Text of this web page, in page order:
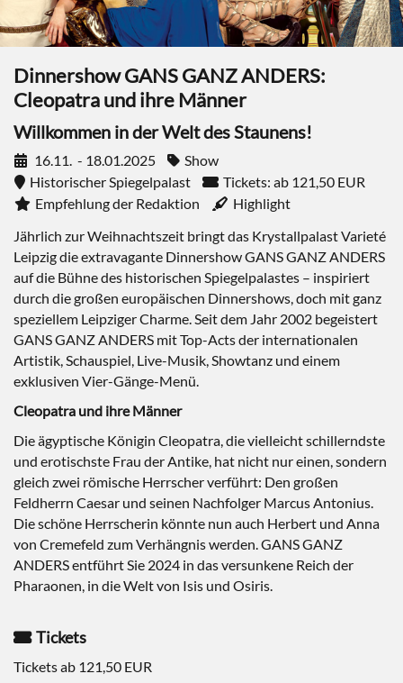
Dinnershow GANS GANZ ANDERS:
Cleopatra und ihre Männer
Willkommen in der Welt des Staunens!
16.11. - 18.01.2025
Show
Historischer Spiegelpalast
Tickets: ab 121,50 EUR
Empfehlung der Redaktion
Highlight
Jährlich zur Weihnachtszeit bringt das Krystallpalast Varieté
Leipzig die extravagante Dinnershow GANS GANZ ANDERS
auf die Bühne des historischen Spiegelpalastes – inspiriert
durch die großen europäischen Dinnershows, doch mit ganz
speziellem Leipziger Charme. Seit dem Jahr 2002 begeistert
GANS GANZ ANDERS mit Top-Acts der internationalen
Artistik, Schauspiel, Live-Musik, Showtanz und einem
exklusiven Vier-Gänge-Menü.
Cleopatra und ihre Männer
Die ägyptische Königin Cleopatra, die vielleicht schillerndste
und erotischste Frau der Antike, hat nicht nur einen, sondern
gleich zwei römische Herrscher verführt: Den großen
Feldherrn Caesar und seinen Nachfolger Marcus Antonius.
Die schöne Herrscherin könnte nun auch Herbert und Anna
von Cremefeld zum Verhängnis werden. GANS GANZ
ANDERS entführt Sie 2024 in das versunkene Reich der
Pharaonen, in die Welt von Isis und Osiris.
Tickets
Tickets ab 121,50 EUR